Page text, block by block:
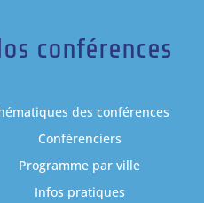
conférences
des conférences
Conférenciers
Programme par ville
Infos pratiques